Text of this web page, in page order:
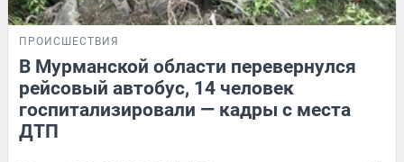
ПРОИСШЕСТВИЯ
В Мурманской области перевернулся
рейсовый автобус, 14 человек
госпитализировали — кадры с места
ДТП